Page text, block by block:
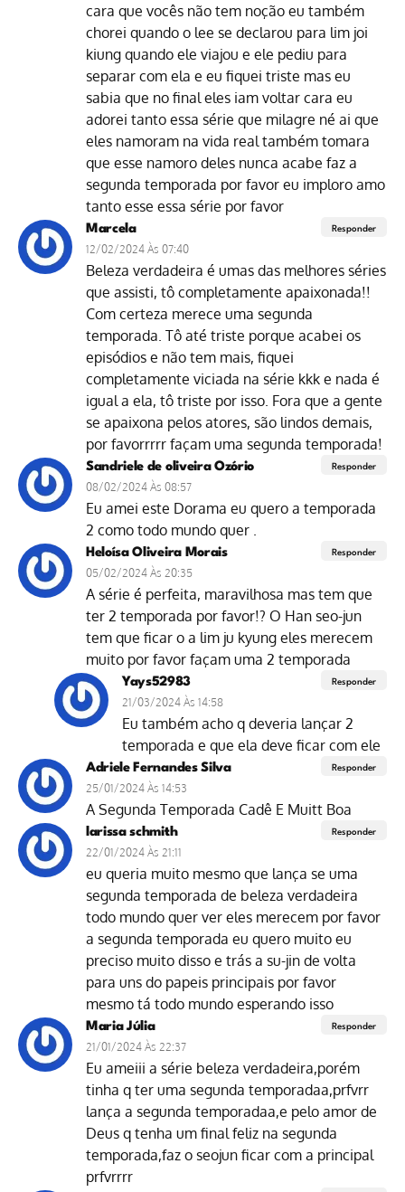
cara que vocês não tem noção eu também
chorei quando o lee se declarou para lim joi
kiung quando ele viajou e ele pediu para
separar com ela e eu fiquei triste mas eu
sabia que no final eles iam voltar cara eu
adorei tanto essa série que milagre né ai que
eles namoram na vida real também tomara
que esse namoro deles nunca acabe faz a
segunda temporada por favor eu imploro amo
tanto esse essa série por favor
Marcela
12/02/2024 Às 07:40
Beleza verdadeira é umas das melhores séries
que assisti, tô completamente apaixonada!!
Com certeza merece uma segunda
temporada. Tô até triste porque acabei os
episódios e não tem mais, fiquei
completamente viciada na série kkk e nada é
igual a ela, tô triste por isso. Fora que a gente
se apaixona pelos atores, são lindos demais,
por favorrrrr façam uma segunda temporada!
Responder
Sandriele de oliveira Ozório
08/02/2024 Às 08:57
Eu amei este Dorama eu quero a temporada
2 como todo mundo quer .
Responder
Heloísa Oliveira Morais
05/02/2024 Às 20:35
A série é perfeita, maravilhosa mas tem que
ter 2 temporada por favor!? O Han seo-jun
tem que ficar o a lim ju kyung eles merecem
muito por favor façam uma 2 temporada
Responder
Yays52983
21/03/2024 Às 14:58
Eu também acho q deveria lançar 2
temporada e que ela deve ficar com ele
Responder
Adriele Fernandes Silva
25/01/2024 Às 14:53
A Segunda Temporada Cadê E Muitt Boa
Responder
larissa schmith
22/01/2024 Às 21:11
eu queria muito mesmo que lança se uma
segunda temporada de beleza verdadeira
todo mundo quer ver eles merecem por favor
a segunda temporada eu quero muito eu
preciso muito disso e trás a su-jin de volta
para uns do papeis principais por favor
mesmo tá todo mundo esperando isso
Responder
Maria Júlia
21/01/2024 Às 22:37
Eu ameiii a série beleza verdadeira,porém
tinha q ter uma segunda temporadaa,prfvrr
lança a segunda temporadaa,e pelo amor de
Deus q tenha um final feliz na segunda
temporada,faz o seojun ficar com a principal
prfvrrrr
Responder